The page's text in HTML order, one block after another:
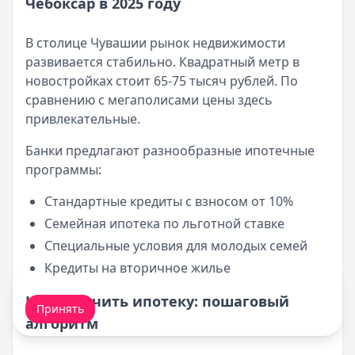
Документы для получения ипотеки в СберБанке
Опубликовано:17 ноября 2025 г.
Категория:Ипотека
Читать статью
Все статьи
В столице Чувашии рынок недвижимости
развивается стабильно. Квадратный метр в
новостройках стоит 65-75 тысяч рублей. По
сравнению с мегаполисами цены здесь
привлекательные.
Банки предлагают разнообразные ипотечные
программы:
Стандартные кредиты с взносом от 10%
Семейная ипотека по льготной ставке
Специальные условия для молодых семей
Кредиты на вторичное жилье
Как получить ипотеку: пошаговый
алгоритм
Принять